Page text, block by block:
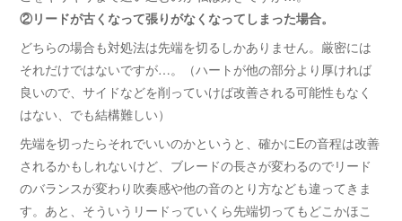
②リードが古くなって張りがなくなってしまった場合。
どちらの場合も対処法は先端を切るしかありません。厳密には
それだけではないですが…。（ハートが他の部分より厚ければ
良いので、サイドなどを削っていけば改善される可能性もなく
はない、でも結構難しい）
先端を切ったらそれでいいのかというと、確かにEの音程は改善
されるかもしれないけど、ブレードの長さが変わるのでリード
のバランスが変わり吹奏感や他の音のとり方なども違ってきま
す。あと、そういうリードっていくら先端切ってもどこかほこ